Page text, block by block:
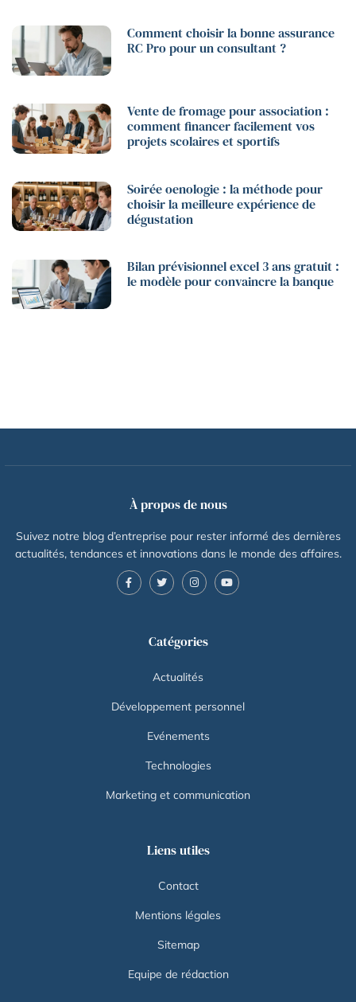
Comment choisir la bonne assurance
RC Pro pour un consultant ?
Vente de fromage pour association :
comment financer facilement vos
projets scolaires et sportifs
Soirée oenologie : la méthode pour
choisir la meilleure expérience de
dégustation
Bilan prévisionnel excel 3 ans gratuit :
le modèle pour convaincre la banque
À propos de nous
Suivez notre blog d’entreprise pour rester informé des dernières
actualités, tendances et innovations dans le monde des affaires.
Catégories
Actualités
Développement personnel
Evénements
Technologies
Marketing et communication
Liens utiles
Contact
Mentions légales
Sitemap
Equipe de rédaction